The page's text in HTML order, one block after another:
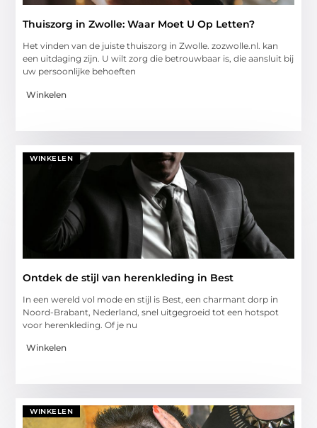
Thuiszorg in Zwolle: Waar Moet U Op Letten?
Het vinden van de juiste thuiszorg in Zwolle. zozwolle.nl. kan
een uitdaging zijn. U wilt zorg die betrouwbaar is, die aansluit bij
uw persoonlijke behoeften
Winkelen
WINKELEN
Ontdek de stijl van herenkleding in Best
In een wereld vol mode en stijl is Best, een charmant dorp in
Noord-Brabant, Nederland, snel uitgegroeid tot een hotspot
voor herenkleding. Of je nu
Winkelen
WINKELEN